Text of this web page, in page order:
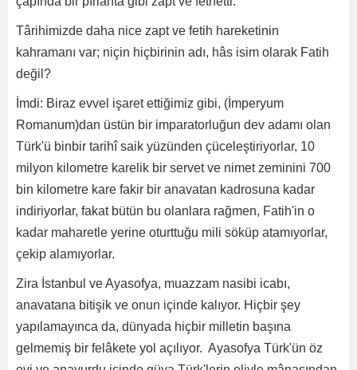
Târihimizde daha nice zapt ve fetih hareketinin
kahramanı var; niçin hiçbirinin adı, hâs isim olarak Fatih
değil?
İmdi: Biraz evvel işaret ettiğimiz gibi, (İmperyum
Romanum)dan üstün bir imparatorluğun dev adamı olan
Türk'ü binbir tarihî saik yüzünden çüceleştiriyorlar, 10
milyon kilometre karelik bir servet ve nimet zeminini 700
bin kilometre kare fakir bir anavatan kadrosuna kadar
indiriyorlar, fakat bütün bu olanlara rağmen, Fatih'in o
kadar maharetle yerine oturttuğu mili söküp atamıyorlar,
çekip alamıyorlar.
Zira İstanbul ve Ayasofya, muazzam nasibi icabı,
anavatana bitişik ve onun içinde kalıyor. Hiçbir şey
yapılamayınca da, dünyada hiçbir milletin başına
gelmemiş bir felâkete yol açılıyor. Ayasofya Türk'ün öz